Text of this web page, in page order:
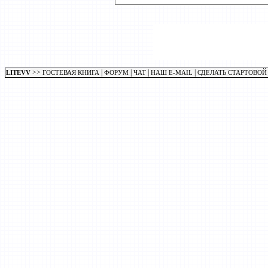
LITEVV >> ГОСТЕВАЯ КНИГА ФОРУМ ЧАТ НАШ E-MAIL СДЕЛАТЬ СТАРТОВОЙ